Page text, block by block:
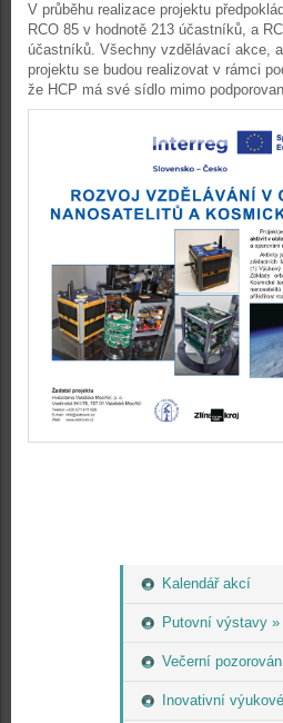
Kalendář akcí
Putovní výstavy »
Večerní
Inovativní
V průběhu realizace projektu
RCO 85 v hodnotě 213 účastníků, a
účastníků. Všechny vzdělávací akce,
projektu se budou realizovat v rámci
že HCP má své sídlo mimo